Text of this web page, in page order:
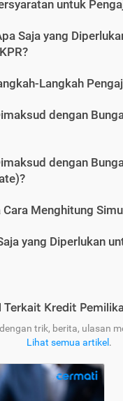
untuk
Saja yang
Langkah
dengan
dengan
Cara Menghitung
yang Diperlukan
Kredit
trik, berita, ulasan
Lihat semua artikel .